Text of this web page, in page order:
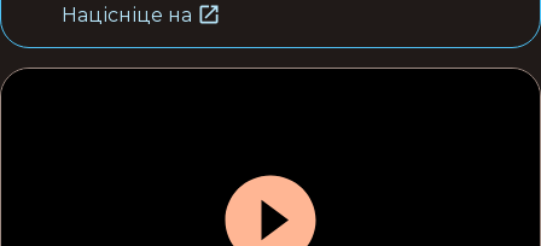
Націсніце на